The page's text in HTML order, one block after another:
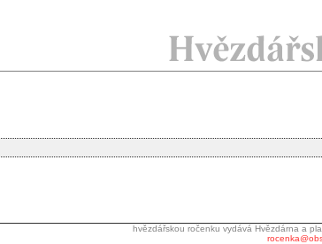
hvězdářskou ročenku vydává Hvězdárna a